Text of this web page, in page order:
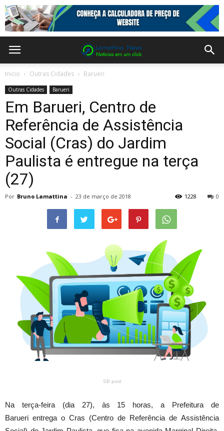
Inicio Outras Cidades Barueri
Outras Cidades Barueri
Em Barueri, Centro de
Referência de Assistência
Social (Cras) do Jardim
Paulista é entregue na terça
(27)
Por Bruno Lamattina - 23 de março de 2018 0
1228
SB post
Na terça-feira (dia 27), às 15 horas, a Prefeitura de
Barueri entrega o Cras (Centro de Referência de Assistência